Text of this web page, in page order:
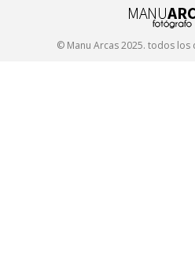
on
© Manu Arcas 2025. todos